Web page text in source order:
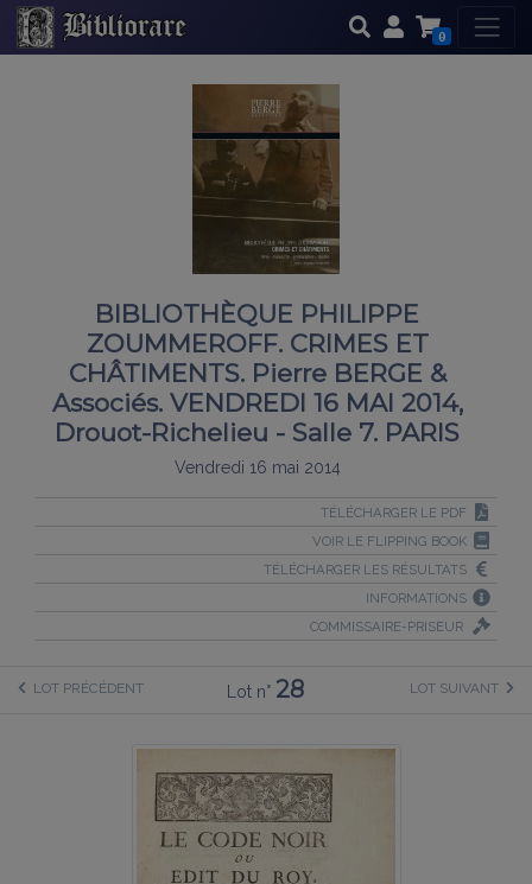
0
BIBLIOTHÈQUE PHILIPPE
ZOUMMEROFF. CRIMES ET
CHÂTIMENTS. Pierre BERGE &
Associés. VENDREDI 16 MAI 2014,
Drouot-Richelieu - Salle 7. PARIS
Vendredi 16 mai 2014
TÉLÉCHARGER LE PDF
VOIR LE FLIPPING BOOK
TÉLÉCHARGER LES RÉSULTATS
INFORMATIONS
COMMISSAIRE-PRISEUR
LOT PRÉCÉDENT Lot n° 28 LOT SUIVANT